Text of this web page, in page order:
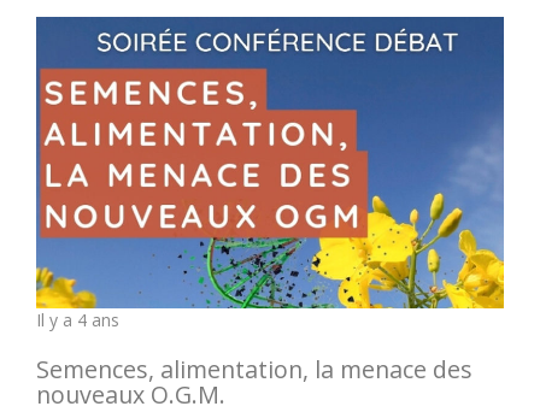
Il y a 4 ans
Semences, alimentation, la menace des
nouveaux O.G.M.